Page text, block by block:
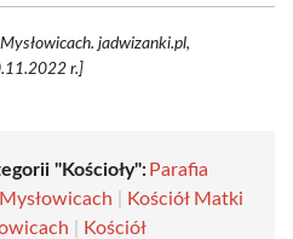
jadwizanki.pl,
r.]
"Kościoły": Parafia
Kościół Matki
Kościół